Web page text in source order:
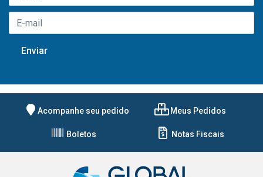
Acompanhe seu pedido Meus Pedidos
Boletos Notas Fiscais